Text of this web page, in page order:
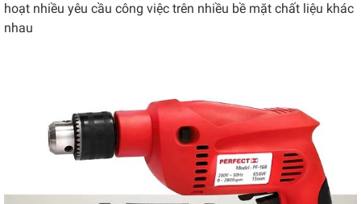
hoạt nhiều yêu cầu công việc trên nhiều bề mặt chất liệu khác
nhau